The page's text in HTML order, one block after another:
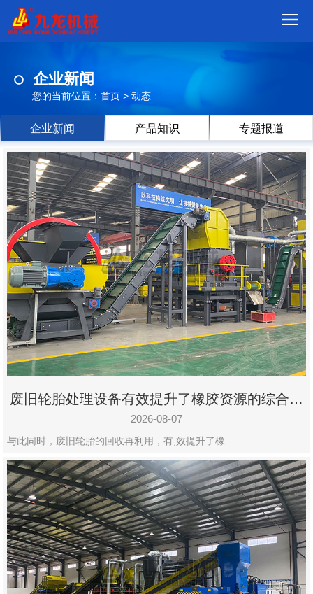
品
视
频
现
场
方
案
动
态
联
系
郑
州
市
九
设
有
限
公
司
豫
ICP
备
企业新闻
您的当前位置： 首页 > 动态
企业新闻 产品知识 专题报道
废旧轮胎处理设备有效提升了橡胶资源的综合利
用率
2026-08-07
与此同时，废旧轮胎的回收再利用，有,效提升了橡…